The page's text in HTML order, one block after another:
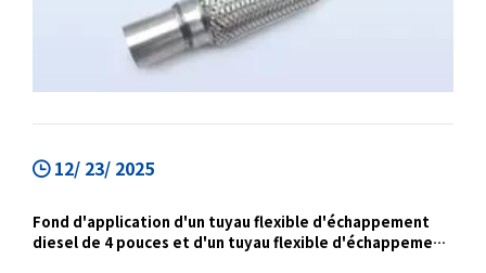
12/ 23/ 2025
Fond d'application d'un tuyau flexible d'échappement
diesel de 4 pouces et d'un tuyau flexible d'échappement